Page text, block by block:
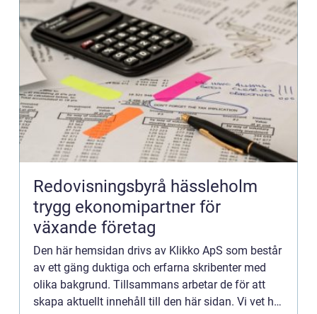
Redovisningsbyrå hässleholm
trygg ekonomipartner för
växande företag
Den här hemsidan drivs av Klikko ApS som består
av ett gäng duktiga och erfarna skribenter med
olika bakgrund. Tillsammans arbetar de för att
skapa aktuellt innehåll till den här sidan. Vi vet hur